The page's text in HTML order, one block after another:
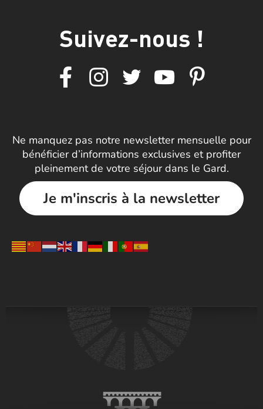
Suivez-nous !
Ne manquez pas notre newsletter mensuelle pour
bénéficier d’informations exclusives et profiter
pleinement de votre séjour dans le Gard.
Je m'inscris à la newsletter